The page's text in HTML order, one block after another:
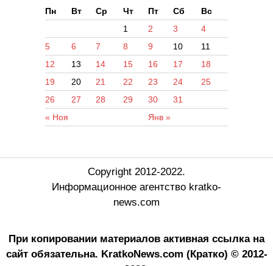
Пн
Вт Ср Чт Пт Сб Вс
« Ноя Янв »
1 2 3
4
5
6 7 8 9 10
11
12
13 14 15 16 17
18
19
20 21 22 23 24
25
26
27 28 29 30 31
Copyright 2012-2022.
Информационное агентство kratko-
news.com
При копировании материалов активная ссылка на
сайт обязательна. KratkoNews.com (Кратко) © 2012-